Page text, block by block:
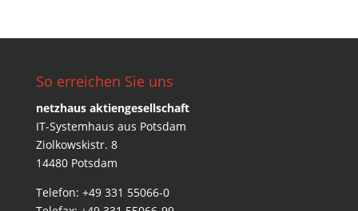
So erreichen Sie uns
netzhaus aktiengesellschaft
IT-Systemhaus aus Potsdam
Ziolkowskistr. 8
14480 Potsdam
Telefon: +49 331 55066-0